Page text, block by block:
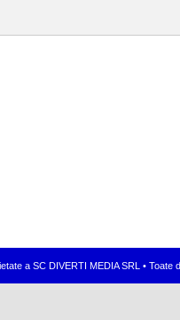
a SC DIVERTI MEDIA SRL •